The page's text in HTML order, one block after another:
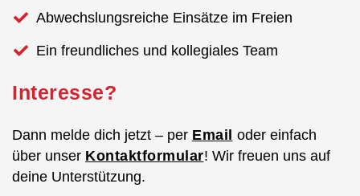
Abwechslungsreiche Einsätze im Freien
Ein freundliches und kollegiales Team
Interesse?
Dann melde dich jetzt – per Email oder einfach
über unser Kontaktformular! Wir freuen uns auf
deine Unterstützung.